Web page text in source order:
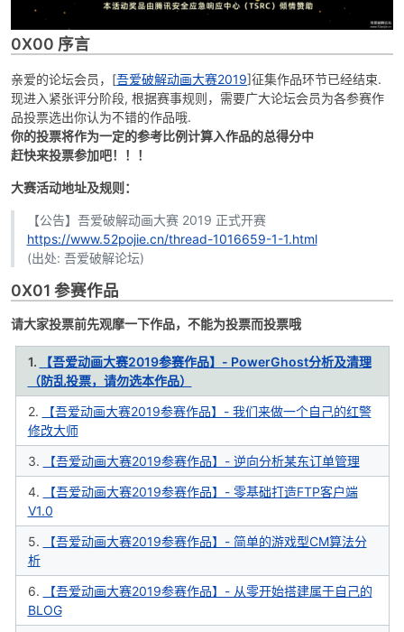
破
0X00 序言
亲爱的论坛会员，[吾爱破解动画大赛2019]征集作品环节已经结束.
现进入紧张评分阶段, 根据赛事规则，需要广大论坛会员为各参赛作
品投票选出你认为不错的作品哦.
你的投票将作为一定的参考比例计算入作品的总得分中
赶快来投票参加吧！！！
大赛活动地址及规则：
【公告】吾爱破解动画大赛 2019 正式开赛
https://www.52pojie.cn/thread-1016659-1-1.html
(出处: 吾爱破解论坛)
0X01 参赛作品
请大家投票前先观摩一下作品，不能为投票而投票哦
1.
【吾爱动画大赛2019参赛作品】- PowerGhost分析及清理
（防乱投票，请勿选本作品）
2.
【吾爱动画大赛2019参赛作品】- 我们来做一个自己的红警
修改大师
3.
【吾爱动画大赛2019参赛作品】- 逆向分析某东订单管理
4.
【吾爱动画大赛2019参赛作品】- 零基础打造FTP客户端
V1.0
5.
【吾爱动画大赛2019参赛作品】- 简单的游戏型CM算法分
析
6.
【吾爱动画大赛2019参赛作品】- 从零开始搭建属于自己的
BLOG